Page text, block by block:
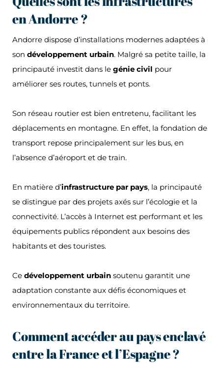
en Andorre ?
Andorre dispose d’installations modernes adaptées à
son développement urbain. Malgré sa petite taille, la
principauté investit dans le génie civil pour
améliorer ses routes, tunnels et ponts.
Son réseau routier est bien entretenu, facilitant les
déplacements en montagne. En effet, la fondation de
transport repose principalement sur les bus, en
l’absence d’aéroport et de train.
En matière d’infrastructure par pays, la principauté
se distingue par des projets axés sur l’écologie et la
connectivité. L’accès à Internet est performant et les
équipements publics répondent aux besoins des
habitants et des touristes.
Ce développement urbain soutenu garantit une
adaptation constante aux défis économiques et
environnementaux du territoire.
Comment accéder au pays enclavé
entre la France et l’Espagne ?